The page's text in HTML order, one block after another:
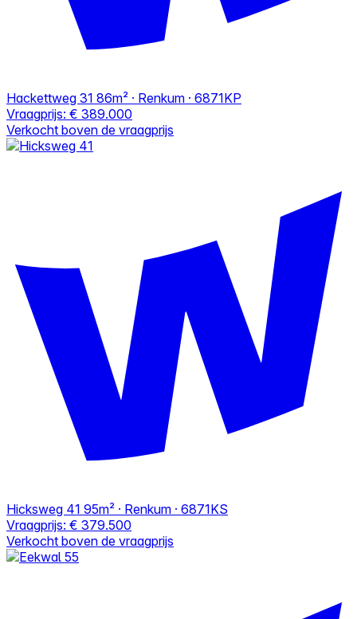
Hackettweg 31 86m² · Renkum · 6871KP
Vraagprijs: € 389.000
Verkocht boven de vraagprijs
Hicksweg 41 95m² · Renkum · 6871KS
Vraagprijs: € 379.500
Verkocht boven de vraagprijs